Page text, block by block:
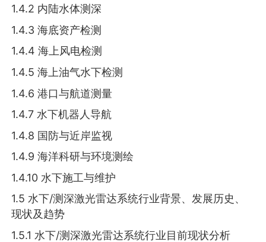
1.4.2 内陆水体测深
1.4.3 海底资产检测
1.4.4 海上风电检测
1.4.5 海上油气水下检测
1.4.6 港口与航道测量
1.4.7 水下机器人导航
1.4.8 国防与近岸监视
1.4.9 海洋科研与环境测绘
1.4.10 水下施工与维护
1.5 水下/测深激光雷达系统行业背景、发展历史、
现状及趋势
1.5.1 水下/测深激光雷达系统行业目前现状分析